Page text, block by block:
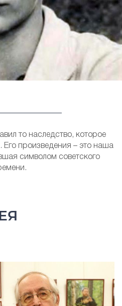
то наследство, которое
Его произведения – это наша
символом советского